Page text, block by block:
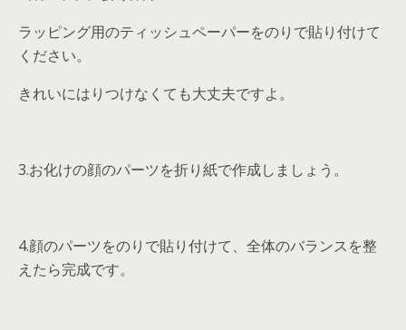
ラッピング用のティッシュペーパーをのりで貼り付けて
ください。
きれいにはりつけなくても大丈夫ですよ。
3.お化けの顔のパーツを折り紙で作成しましょう。
4.顔のパーツをのりで貼り付けて、全体のバランスを整
えたら完成です。